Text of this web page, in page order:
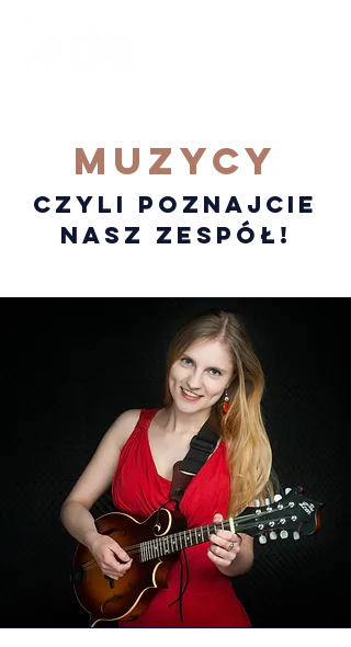
MUZYCY
CZYLI POZNAJCIE
NASZ ZESPÓŁ!